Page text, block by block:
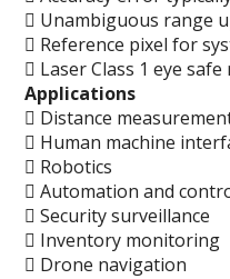
 Unambiguous range
 Reference pixel for
 Laser Class 1 eye safe
Applications
 Distance
 Human machine
 Robotics
 Automation and
 Security surveillance
 Inventory monitoring
 Drone navigation